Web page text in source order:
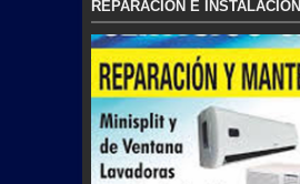
REPARACIÓN E INSTALACIÓN